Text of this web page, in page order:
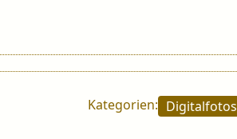
Kategorien: Digitalfotos